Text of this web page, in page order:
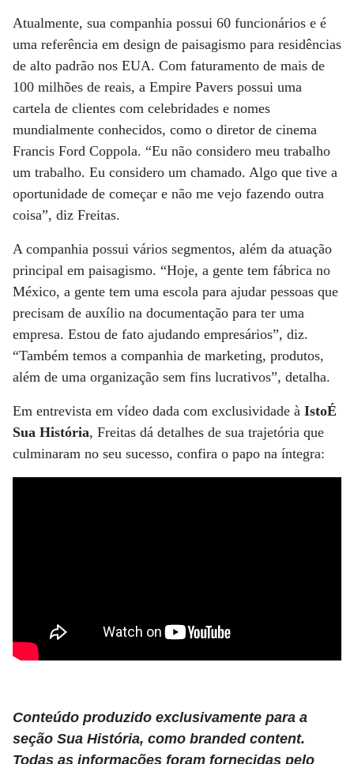
Atualmente, sua companhia possui 60 funcionários e é
uma referência em design de paisagismo para residências
de alto padrão nos EUA. Com faturamento de mais de
100 milhões de reais, a Empire Pavers possui uma
cartela de clientes com celebridades e nomes
mundialmente conhecidos, como o diretor de cinema
Francis Ford Coppola. “Eu não considero meu trabalho
um trabalho. Eu considero um chamado. Algo que tive a
oportunidade de começar e não me vejo fazendo outra
coisa”, diz Freitas.
A companhia possui vários segmentos, além da atuação
principal em paisagismo. “Hoje, a gente tem fábrica no
México, a gente tem uma escola para ajudar pessoas que
precisam de auxílio na documentação para ter uma
empresa. Estou de fato ajudando empresários”, diz.
“Também temos a companhia de marketing, produtos,
além de uma organização sem fins lucrativos”, detalha.
Em entrevista em vídeo dada com exclusividade à IstoÉ
Sua História, Freitas dá detalhes de sua trajetória que
culminaram no seu sucesso, confira o papo na íntegra:
Conteúdo produzido exclusivamente para a
seção Sua História, como branded content.
Todas as informações foram fornecidas pelo